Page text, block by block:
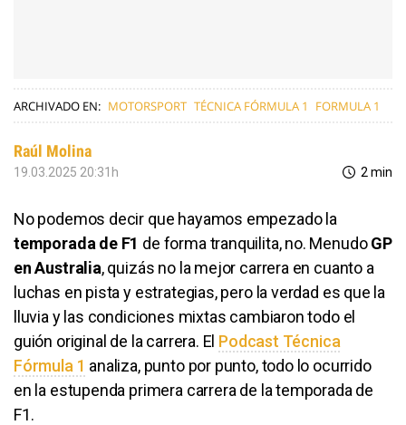
ARCHIVADO EN: MOTORSPORT TÉCNICA FÓRMULA 1 FORMULA 1
Raúl Molina
19.03.2025 20:31h 2 min
No podemos decir que hayamos empezado la
temporada de F1 de forma tranquilita, no. MenudoGP
en Australia, quizás no la mejor carrera en cuanto a
luchas en pista y estrategias, pero la verdad es que la
lluvia y las condiciones mixtas cambiaron todo el
guión original de la carrera. El Podcast Técnica
Fórmula 1 analiza, punto por punto, todo lo ocurrido
en la estupenda primera carrera de la temporada de
F1.